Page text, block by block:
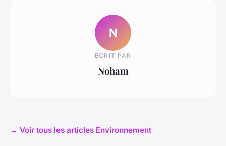
N
ECRIT PAR
Noham
← Voir tous les articles Environnement